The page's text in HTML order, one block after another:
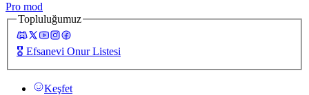
Pro mod
Topluluğumuz
🎖️ Efsanevi Onur Listesi
Keşfet